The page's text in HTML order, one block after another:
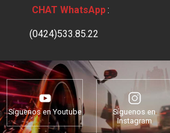
CHAT WhatsApp:
(0424)533.85.22
Síguenos en Youtube
Síguenos en
Instagram